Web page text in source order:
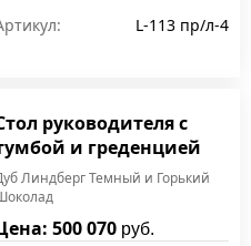
L-113 пр/л-4
руководителя с
и греденцией
Линдберг Темный и Горький
500 070 руб.